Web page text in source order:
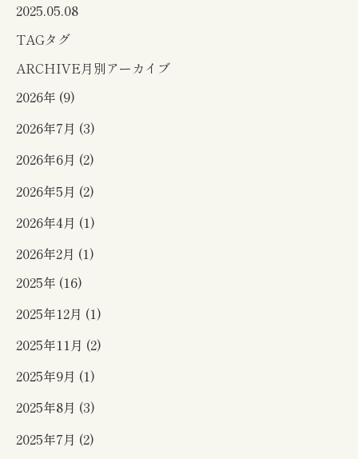
2025.05.08
TAGタグ
ARCHIVE月別アーカイブ
2026年 (9)
2026年7月 (3)
2026年6月 (2)
2026年5月 (2)
2026年4月 (1)
2026年2月 (1)
2025年 (16)
2025年12月 (1)
2025年11月 (2)
2025年9月 (1)
2025年8月 (3)
2025年7月 (2)